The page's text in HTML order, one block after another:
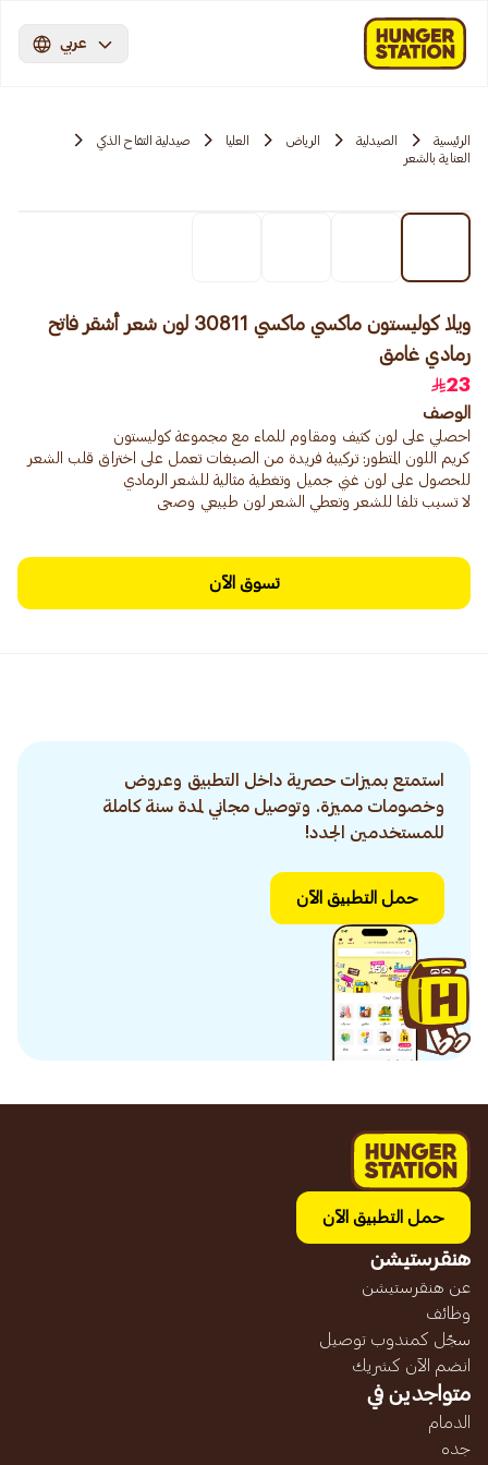
عربي
الرئيسية الصيدلية الرياض العليا
صيدلية التفاح الذكي
العناية بالشعر
ويلا كوليستون ماكسي ماكسي 30811 لون شعر أشقر فاتح
رمادي غامق
23
الوصف
كريم اللون المتطور: تركيبة فريدة من الصبغات تعمل على اختراق قلب الشعر
لا تسبب تلفا للشعر وتعطي الشعر لون طبيعي وصحى
تسوق الآن
استمتع بميزات حصرية داخل التطبيق وعروض
وخصومات مميزة. وتوصيل مجاني لمدة سنة كاملة
للمستخدمين الجدد!
حمل التطبيق الآن
حمل التطبيق الآن
هنقرستيشن
عن هنقرستيشن
وظائف
سجّل كمندوب توصيل
انضم الآن كشريك
متواجدين في
الدمام
جده